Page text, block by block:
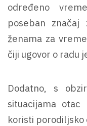
određeno
poseban značaj
ženama za
čiji ugovor o radu
Dodatno, s
situacijama
koristi porodiljsko